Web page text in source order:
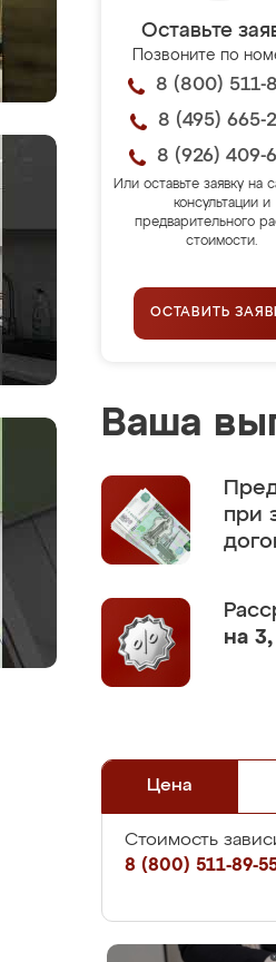
Оставьте
Позвоните по
8 (800) 511-
8 (495) 665-
8 (926) 409-
Или оставьте заявку на
консультации и
предварительного
стоимости.
ОСТАВИТЬ
Ваша
при
на
Цена
Стоимость
8 (800) 511-89-